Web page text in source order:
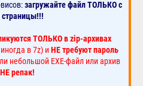
загружайте файл ТОЛЬКО с
страницы!!!
ТОЛЬКО в zip-архивах
в 7z) иНЕ требуют пароль
небольшой EXE-файл или архив
репак!